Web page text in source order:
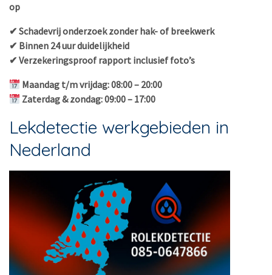
op
✔ Schadevrij onderzoek zonder hak- of breekwerk
✔ Binnen 24 uur duidelijkheid
✔ Verzekeringsproof rapport inclusief foto’s
Maandag t/m vrijdag: 08:00 – 20:00
Zaterdag & zondag: 09:00 – 17:00
Lekdetectie werkgebieden in
Nederland